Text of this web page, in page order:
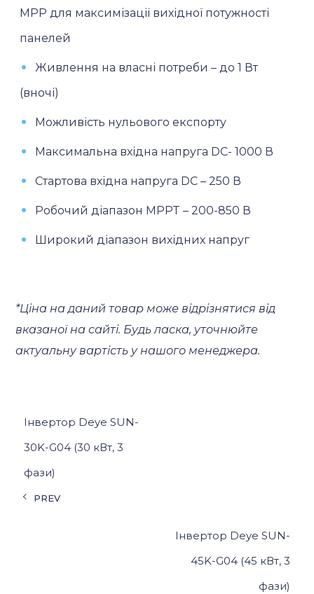
МРР для максимізації вихідної потужності
панелей
Живлення на власні потреби – до 1 Вт
(вночі)
Можливість нульового експорту
Максимальна вхідна напруга DC- 1000 В
Стартова вхідна напруга DC – 250 В
Робочий діапазон MPPT – 200-850 В
Широкий діапазон вихідних напруг
*Ціна на даний товар може відрізнятися від
вказаної на сайті. Будь ласка, уточнюйте
актуальну вартість у нашого менеджера.
Інвертор Deye SUN-
30K-G04 (30 кВт, 3
фази)
PREV
Інвертор Deye SUN-
45K-G04 (45 кВт, 3
фази)